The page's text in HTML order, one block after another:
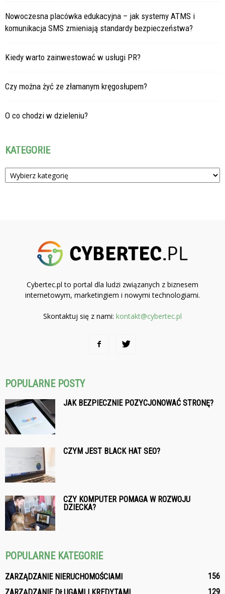
Nowoczesna placówka edukacyjna – jak systemy ATMS i
komunikacja SMS zmieniają standardy bezpieczeństwa?
Kiedy warto zainwestować w usługi PR?
Czy można żyć ze złamanym kręgosłupem?
O co chodzi w dzieleniu?
KATEGORIE
Kategorie
Cybertec.pl to portal dla ludzi związanych z biznesem
internetowym, marketingiem i nowymi technologiami.
Skontaktuj się z nami: kontakt@cybertec.pl
POPULARNE POSTY
JAK BEZPIECZNIE POZYCJONOWAĆ STRONĘ?
CZYM JEST BLACK HAT SEO?
CZY KOMPUTER POMAGA W ROZWOJU
DZIECKA?
POPULARNE KATEGORIE
ZARZĄDZANIE NIERUCHOMOŚCIAMI
156
129